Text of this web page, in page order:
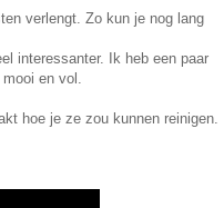
verlengt. Zo kun je nog lang
interessanter. Ik heb een paar
en vol.
hoe je ze zou kunnen reinigen.